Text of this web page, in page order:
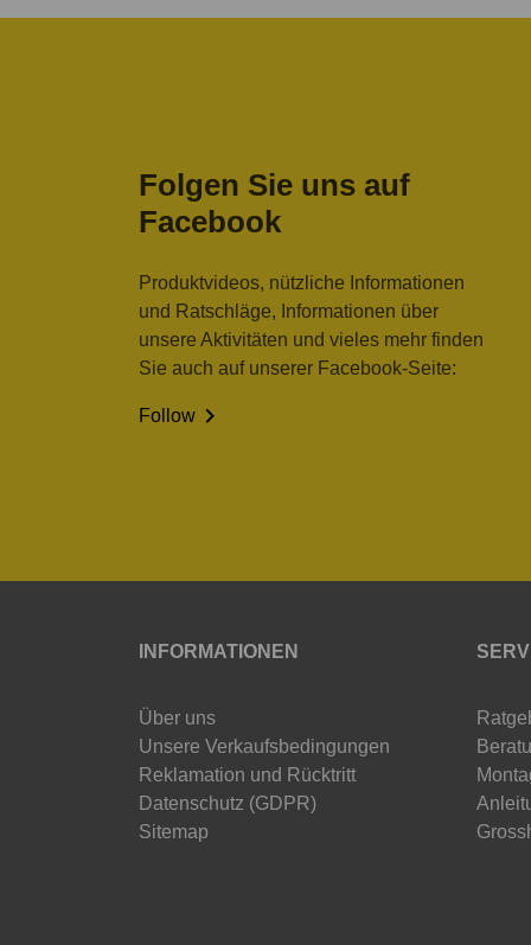
Folgen Sie uns auf
Facebook
Produktvideos, nützliche Informationen
und Ratschläge, Informationen über
unsere Aktivitäten und vieles mehr finden
Sie auch auf unserer Facebook-Seite:
Follow 
INFORMATIONEN
Über uns
Unsere Verkaufsbedingungen
Reklamation und Rücktritt
Datenschutz (GDPR)
Sitemap